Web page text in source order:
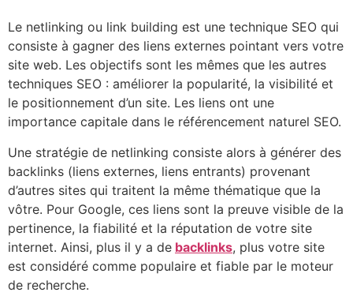
Le netlinking ou link building est une technique SEO qui
consiste à gagner des liens externes pointant vers votre
site web. Les objectifs sont les mêmes que les autres
techniques SEO : améliorer la popularité, la visibilité et
le positionnement d’un site. Les liens ont une
importance capitale dans le référencement naturel SEO.
Une stratégie de netlinking consiste alors à générer des
backlinks (liens externes, liens entrants) provenant
d’autres sites qui traitent la même thématique que la
vôtre. Pour Google, ces liens sont la preuve visible de la
pertinence, la fiabilité et la réputation de votre site
internet. Ainsi, plus il y a de backlinks, plus votre site
est considéré comme populaire et fiable par le moteur
de recherche.